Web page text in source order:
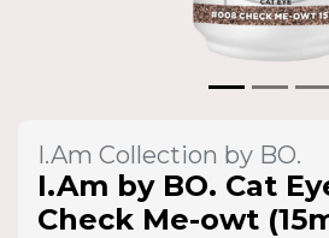
I.Am Collection by BO.
I.Am by BO. Cat
Check Me-owt